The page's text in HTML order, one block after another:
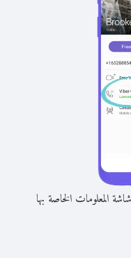
المعلومات الخاصة بها